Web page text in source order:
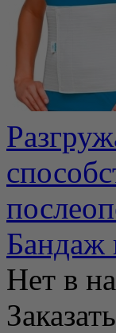
Нет в
Заказать